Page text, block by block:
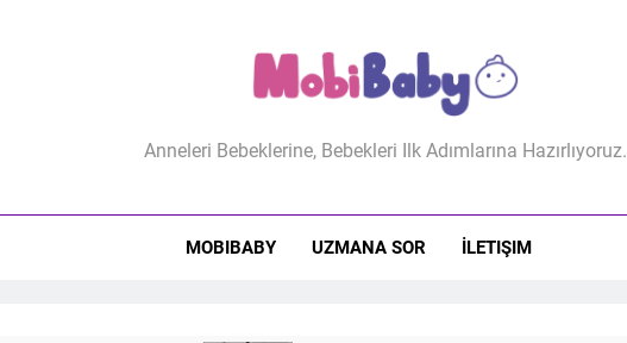
MobiBaby
Anneleri Bebeklerine, Bebekleri Ilk Adımlarına Hazırlıyoruz.
MOBIBABY UZMANA SOR İLETIŞIM